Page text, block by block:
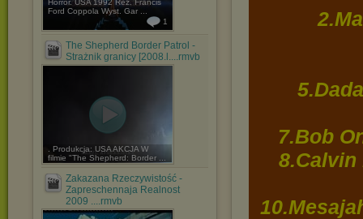
Horror. USA 1992 Reż. Francis
Ford Coppola Wyst. Gar ...
1
The Shepherd Border Patrol -
Strażnik granicy [2008.l....rmvb
. Produkcja: USA AKCJA W
filmie "The Shepherd: Border ...
Zakazana Rzeczywistość -
Zapreschennaja Realnost
2009 ....rmvb
7.Bob
8.Calvin